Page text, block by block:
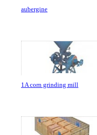
aubergine
1A corn grinding mill